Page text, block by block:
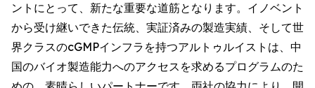
ントにとって、新たな重要な道筋となります。イノベント
から受け継いできた伝統、実証済みの製造実績、そして世
界クラスのcGMPインフラを持つアルトゥルイストは、中
国のバイオ製造能力へのアクセスを求めるプログラムのた